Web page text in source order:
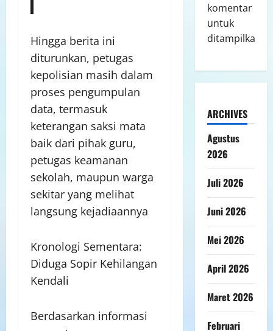
Hingga berita ini
diturunkan, petugas
kepolisian masih dalam
proses pengumpulan
data, termasuk
keterangan saksi mata
baik dari pihak guru,
petugas keamanan
sekolah, maupun warga
sekitar yang melihat
langsung kejadiaannya
Kronologi Sementara:
Diduga Sopir Kehilangan
Kendali
Berdasarkan informasi
komentar
untuk
ditampilkan.
ARCHIVES
Agustus
2026
Juli 2026
Juni 2026
Mei 2026
April 2026
Maret 2026
Februari